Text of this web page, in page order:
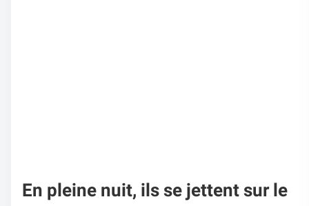
En pleine nuit, ils se jettent sur le